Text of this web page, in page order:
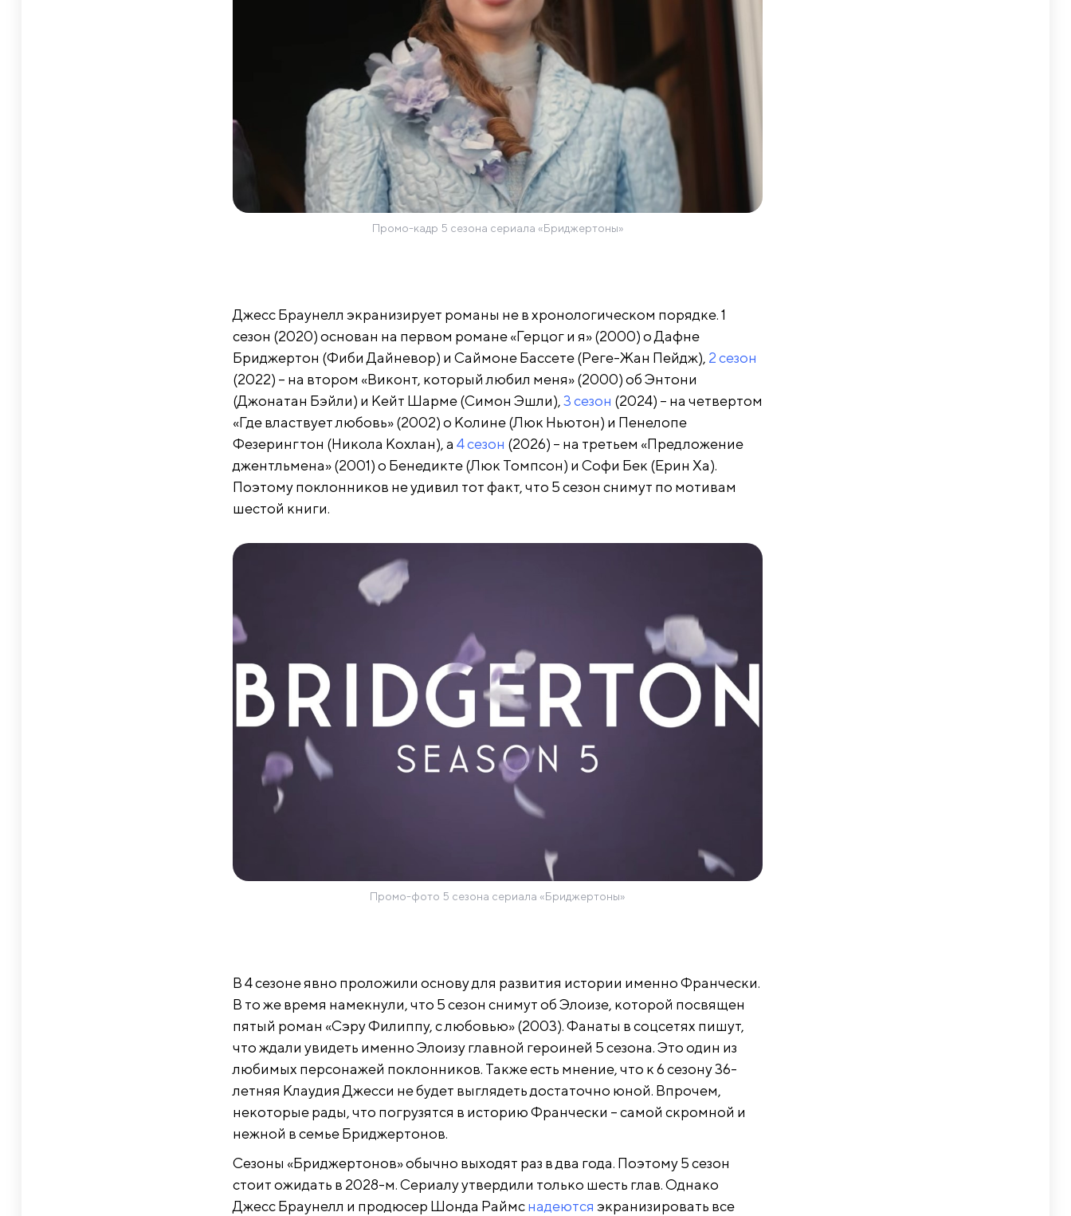
Промо-кадр 5 сезона сериала «Бриджертоны»
Джесс Браунелл экранизирует романы не в хронологическом порядке. 1
сезон (2020) основан на первом романе «Герцог и я» (2000) о Дафне
Бриджертон (Фиби Дайневор) и Саймоне Бассете (Реге-Жан Пейдж), 2 сезон
(2022) – на втором «Виконт, который любил меня» (2000) об Энтони
(Джонатан Бэйли) и Кейт Шарме (Симон Эшли),3 сезон (2024) – на четвертом
«Где властвует любовь» (2002) о Колине (Люк Ньютон) и Пенелопе
Фезерингтон (Никола Кохлан), а 4 сезон (2026) – на третьем «Предложение
джентльмена» (2001) о Бенедикте (Люк Томпсон) и Софи Бек (Ерин Ха).
Поэтому поклонников не удивил тот факт, что 5 сезон снимут по мотивам
шестой книги.
Промо-фото 5 сезона сериала «Бриджертоны»
В 4 сезоне явно проложили основу для развития истории именно Франчески.
В то же время намекнули, что 5 сезон снимут об Элоизе, которой посвящен
пятый роман «Сэру Филиппу, с любовью» (2003). Фанаты в соцсетях пишут,
что ждали увидеть именно Элоизу главной героиней 5 сезона. Это один из
любимых персонажей поклонников. Также есть мнение, что к 6 сезону 36-
летняя Клаудия Джесси не будет выглядеть достаточно юной. Впрочем,
некоторые рады, что погрузятся в историю Франчески – самой скромной и
нежной в семье Бриджертонов.
Сезоны «Бриджертонов» обычно выходят раз в два года. Поэтому 5 сезон
стоит ожидать в 2028-м. Сериалу утвердили только шесть глав. Однако
Джесс Браунелл и продюсер Шонда Раймснадеются экранизировать все